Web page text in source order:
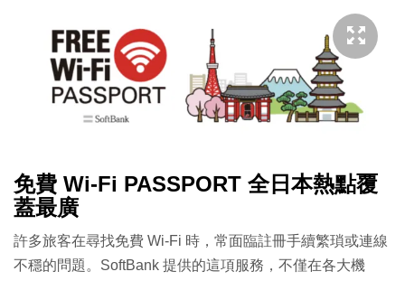
免費 Wi-Fi PASSPORT 全日本熱點覆
蓋最廣
許多旅客在尋找免費 Wi-Fi 時，常面臨註冊手續繁瑣或連線
不穩的問題。SoftBank 提供的這項服務，不僅在各大機